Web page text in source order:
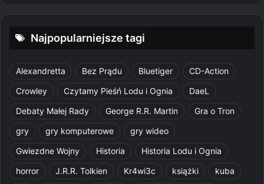
Najpopularniejsze tagi
Alexandretta Bez Prądu Bluetiger
CD-Action
Crowley
Czytamy Pieśń Lodu i Ognia
DaeL
Debaty Małej Rady
George R.R. Martin
Gra o Tron
gry
gry komputerowe
gry wideo
Gwiezdne Wojny
Historia
Historia Lodu i Ognia
horror
J.R.R. Tolkien Kr4wi3c książki
kuba